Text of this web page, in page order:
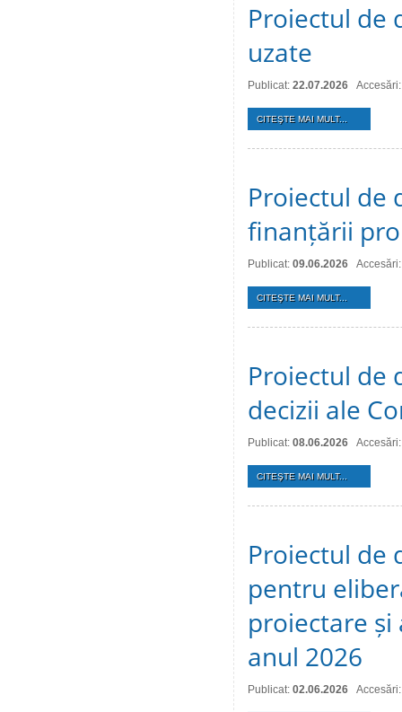
Proiectul de
uzate
Publicat: 22.07.2026
CITEŞTE MAI MULT...
Proiectul de
finanțării
Publicat: 09.06.2026
CITEŞTE MAI MULT...
Proiectul de
decizii ale
Publicat: 08.06.2026
CITEŞTE MAI MULT...
Proiectul de
pentru
proiectare
anul 2026
Publicat: 02.06.2026